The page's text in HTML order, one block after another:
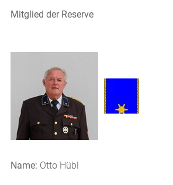
Mitglied der Reserve
Name: Otto Hübl